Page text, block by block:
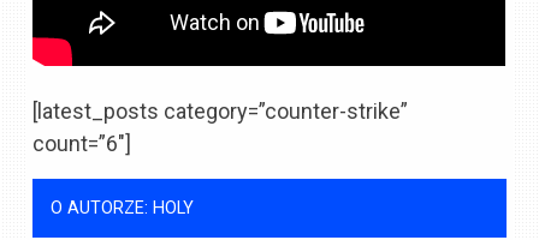
[latest_posts category=”counter-strike”
count=”6″]
O AUTORZE: HOLY